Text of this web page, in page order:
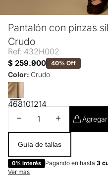
Pantalón con pinzas
Crudo
Ref: 432H002
$ 259.900 40% Off
Color: Crudo
468101214
Disminuir cantidadAumentar
Guía de tallas
0% interés Pagando en hasta 3
Ver más